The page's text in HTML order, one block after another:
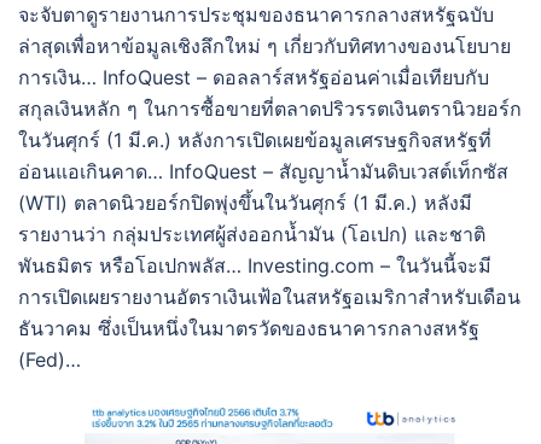
จะจับตาดูรายงานการประชุมของธนาคารกลางสหรัฐฉบับ
ล่าสุดเพื่อหาข้อมูลเชิงลึกใหม่ ๆ เกี่ยวกับทิศทางของนโยบาย
การเงิน… InfoQuest – ดอลลาร์สหรัฐอ่อนค่าเมื่อเทียบกับ
สกุลเงินหลัก ๆ ในการซื้อขายที่ตลาดปริวรรตเงินตรานิวยอร์ก
ในวันศุกร์ (1 มี.ค.) หลังการเปิดเผยข้อมูลเศรษฐกิจสหรัฐที่
อ่อนแอเกินคาด… InfoQuest – สัญญาน้ำมันดิบเวสต์เท็กซัส
(WTI) ตลาดนิวยอร์กปิดพุ่งขึ้นในวันศุกร์ (1 มี.ค.) หลังมี
รายงานว่า กลุ่มประเทศผู้ส่งออกน้ำมัน (โอเปก) และชาติ
พันธมิตร หรือโอเปกพลัส… Investing.com – ในวันนี้จะมี
การเปิดเผยรายงานอัตราเงินเฟ้อในสหรัฐอเมริกาสำหรับเดือน
ธันวาคม ซึ่งเป็นหนึ่งในมาตรวัดของธนาคารกลางสหรัฐ
(Fed)…